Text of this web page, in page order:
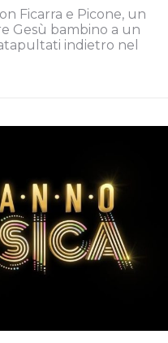
Ficarra e Picone, un
Gesù bambino a un
indietro nel